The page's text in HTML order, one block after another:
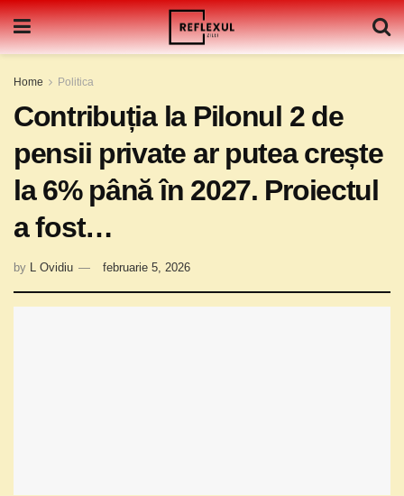
Home Politica
Contribuția la Pilonul 2 de
pensii private ar putea crește
la 6% până în 2027. Proiectul
a fost…
by L Ovidiu februarie 5, 2026